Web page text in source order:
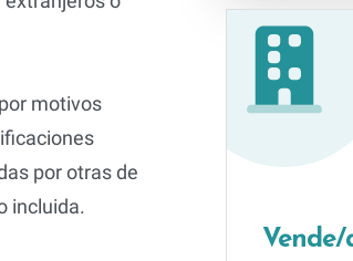
motivos
por otras de
incluida.